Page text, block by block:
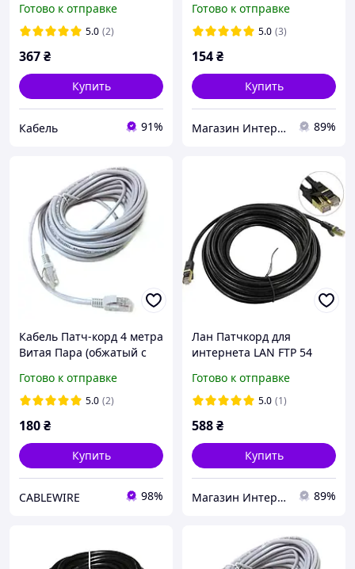
Ethernet кабель для
интернета передачи
Готово к отправке
5.0 (2)
367₴
Купить
Кабель 91%
Ethernet кабель для
интернета, передачи
Готово к отправке
5.0 (3)
154₴
Купить
Магазин Интернет Кабеля 89%
Кабель Патч-корд 4 метра
Витая Пара (обжатый с
(UTP-cat.5E) RJ45 8P8C
Сетевой шнур LAN
Готово к отправке
5.0 (2)
180₴
Купить
CABLEWIRE 98%
Лан Патчкорд для
интернета LAN FTP 54
Экранированный)
Сетевой кабель,
Готово к отправке
5.0 (1)
588₴
Купить
Магазин Интернет Кабеля 89%